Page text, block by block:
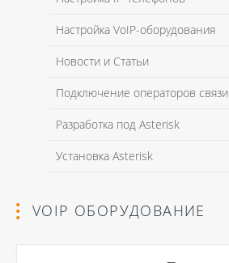
Настройка VoIP-оборудования
Новости и Статьи
Подключение операторов связи
Разработка под Asterisk
Установка Asterisk
VOIP ОБОРУДОВАНИЕ